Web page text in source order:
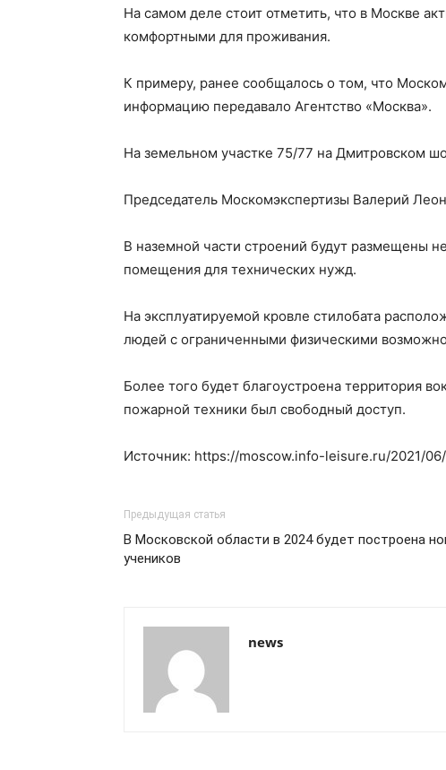
На самом деле стоит отметить, что в Москве
комфортными для проживания.
К примеру, ранее сообщалось о том, что
информацию передавало Агентство «Москва».
На земельном участке 75/77 на Дмитровском
Председатель Москомэкспертизы Валерий
В наземной части строений будут размещены
помещения для технических нужд.
На эксплуатируемой кровле стилобата
людей с ограниченными физическими
Более того будет благоустроена территория
пожарной техники был свободный доступ.
Источник: https://moscow.info-leisure.ru/2021/
Предыдущая статья
В Московской области в 2024 будет построена
учеников
news